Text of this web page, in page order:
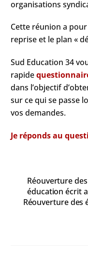
organisations
Cette réunion a
reprise et le plan «
Sud Education 34
rapide
dans l’objectif
sur ce qui se passe
vos demandes.
Je réponds au
Réouverture
éducation écrit
Réouverture des